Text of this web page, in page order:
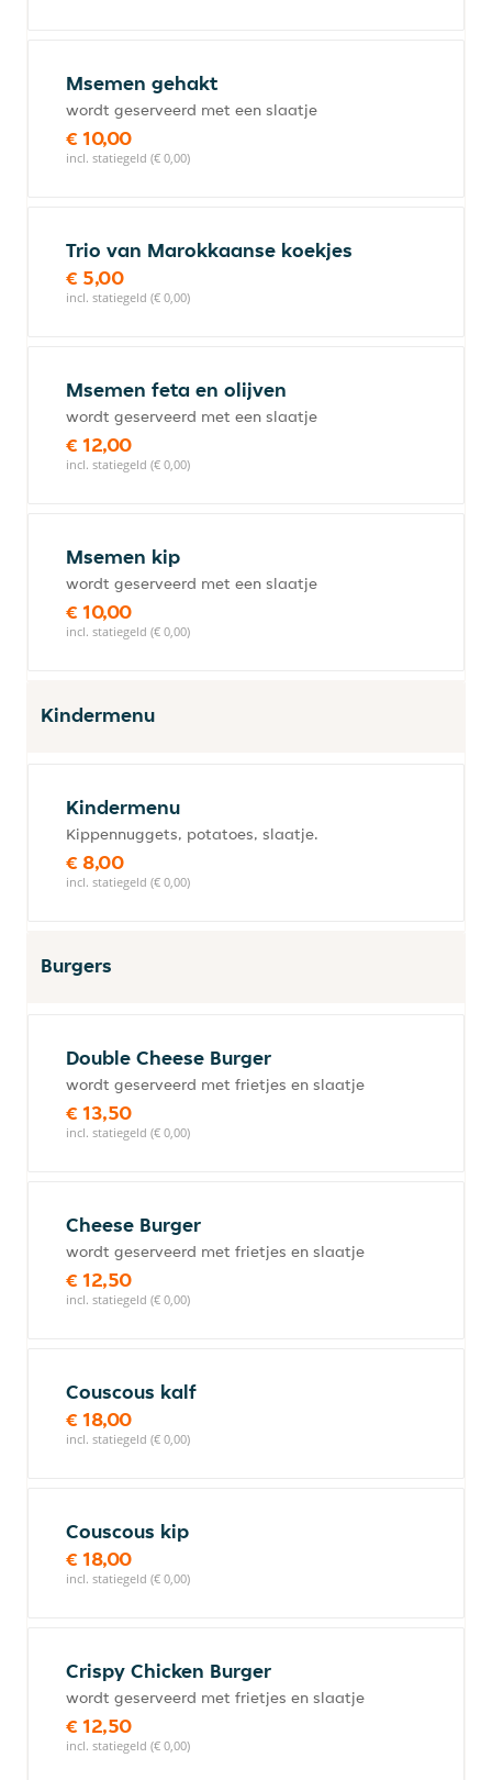
Msemen gehakt
wordt geserveerd met een slaatje
€ 10,00
incl. statiegeld (€ 0,00)
Trio van Marokkaanse koekjes
€ 5,00
incl. statiegeld (€ 0,00)
Msemen feta en olijven
wordt geserveerd met een slaatje
€ 12,00
incl. statiegeld (€ 0,00)
Msemen kip
wordt geserveerd met een slaatje
€ 10,00
incl. statiegeld (€ 0,00)
Kindermenu
Kindermenu
Kippennuggets, potatoes, slaatje.
€ 8,00
incl. statiegeld (€ 0,00)
Burgers
Double Cheese Burger
wordt geserveerd met frietjes en slaatje
€ 13,50
incl. statiegeld (€ 0,00)
Cheese Burger
wordt geserveerd met frietjes en slaatje
€ 12,50
incl. statiegeld (€ 0,00)
Couscous kalf
€ 18,00
incl. statiegeld (€ 0,00)
Couscous kip
€ 18,00
incl. statiegeld (€ 0,00)
Crispy Chicken Burger
wordt geserveerd met frietjes en slaatje
€ 12,50
incl. statiegeld (€ 0,00)